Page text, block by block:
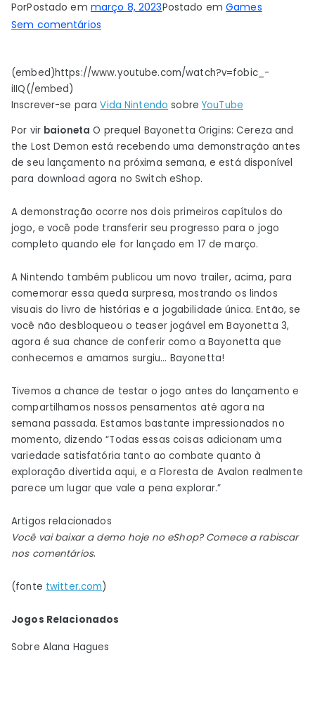
PorPostado em março 8, 2023Postado emGames
Sem comentários
Cereza
o
demônio
perdido
ganha
demonstração
e
já
está
disponível
(embed)https://www.youtube.com/watch?v=fobic_-
iIIQ(/embed)
Inscrever-se paraVida Nintendo sobreYouTube
Por vir baioneta O prequel Bayonetta Origins: Cereza and
the Lost Demon está recebendo uma demonstração antes
de seu lançamento na próxima semana, e está disponível
para download agora no Switch eShop.
A demonstração ocorre nos dois primeiros capítulos do
jogo, e você pode transferir seu progresso para o jogo
completo quando ele for lançado em 17 de março.
A Nintendo também publicou um novo trailer, acima, para
comemorar essa queda surpresa, mostrando os lindos
visuais do livro de histórias e a jogabilidade única. Então, se
você não desbloqueou o teaser jogável em Bayonetta 3,
agora é sua chance de conferir como a Bayonetta que
conhecemos e amamos surgiu… Bayonetta!
Tivemos a chance de testar o jogo antes do lançamento e
compartilhamos nossos pensamentos até agora na
semana passada. Estamos bastante impressionados no
momento, dizendo “Todas essas coisas adicionam uma
variedade satisfatória tanto ao combate quanto à
exploração divertida aqui, e a Floresta de Avalon realmente
parece um lugar que vale a pena explorar.”
Artigos relacionados
Você vai baixar a demo hoje no eShop? Comece a rabiscar
nos comentários.
(fonte twitter.com)
Jogos Relacionados
Sobre Alana Hagues